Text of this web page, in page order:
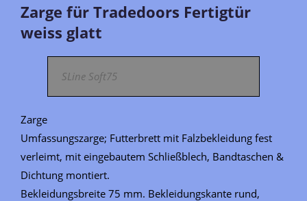
Zarge für Tradedoors Fertigtür
weiss glatt
SLine Soft75
Zarge
Umfassungszarge; Futterbrett mit Falzbekleidung fest
verleimt, mit eingebautem Schließblech, Bandtaschen &
Dichtung montiert.
Bekleidungsbreite 75 mm. Bekleidungskante rund,